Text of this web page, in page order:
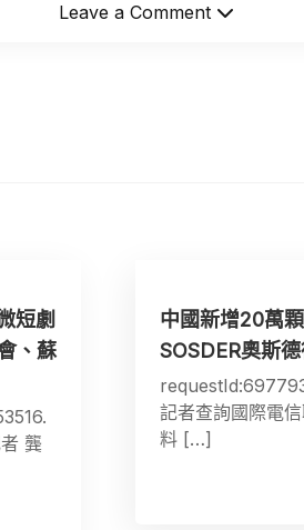
Leave a Comment
短劇
、蘇
龔
中國新增20萬
SOSDER奧斯
記者查詢國際電
料 […]